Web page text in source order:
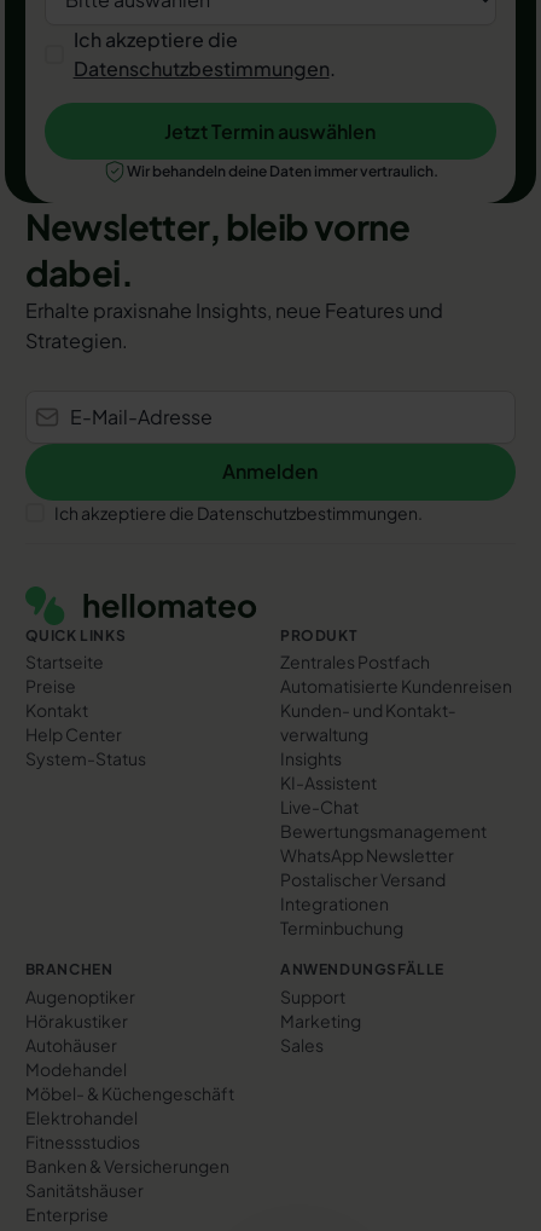
Ich akzeptiere die
Datenschutzbestimmungen.
Jetzt Termin auswählen
Jetzt Termin auswählen
Wir behandeln deine Daten immer vertraulich.
Newsletter, bleib vorne
dabei.
Erhalte praxisnahe Insights, neue Features und
Strategien.
Anmelden
Anmelden
Ich akzeptiere die Datenschutzbestimmungen.
QUICK LINKS
Startseite
Preise
Kontakt
Help Center
System-Status
PRODUKT
Zentrales Postfach
Automatisierte Kundenreisen
Kunden- und Kontakt­
verwaltung
Insights
KI-Assistent
Live-Chat
Bewertungs­management
WhatsApp Newsletter
Postalischer Versand
Integrationen
Terminbuchung
BRANCHEN
Augenoptiker
Hörakustiker
Autohäuser
Modehandel
Möbel- & Küchengeschäft
Elektrohandel
Fitnessstudios
Banken & Versicherungen
Sanitätshäuser
Enterprise
ANWENDUNGSFÄLLE
Support
Marketing
Sales